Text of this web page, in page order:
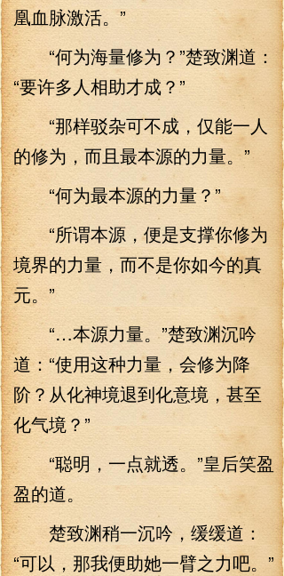
凰血脉激活。”
“何为海量修为？”楚致渊道：
“要许多人相助才成？”
“那样驳杂可不成，仅能一人
的修为，而且最本源的力量。”
“何为最本源的力量？”
“所谓本源，便是支撑你修为
境界的力量，而不是你如今的真
元。”
“…本源力量。”楚致渊沉吟
道：“使用这种力量，会修为降
阶？从化神境退到化意境，甚至
化气境？”
“聪明，一点就透。”皇后笑盈
盈的道。
楚致渊稍一沉吟，缓缓道：
“可以，那我便助她一臂之力吧。”